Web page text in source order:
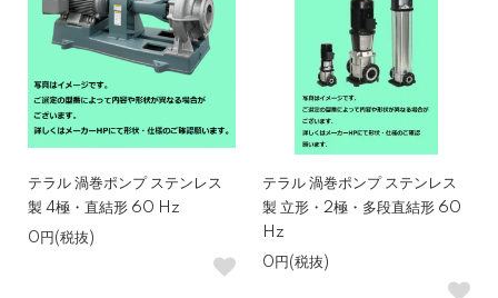
テラル 渦巻ポンプ ステンレス
製 4極・直結形 60 Hz
0円(税抜)
テラル 渦巻ポンプ ステンレス
製 立形・2極・多段直結形 60
Hz
0円(税抜)